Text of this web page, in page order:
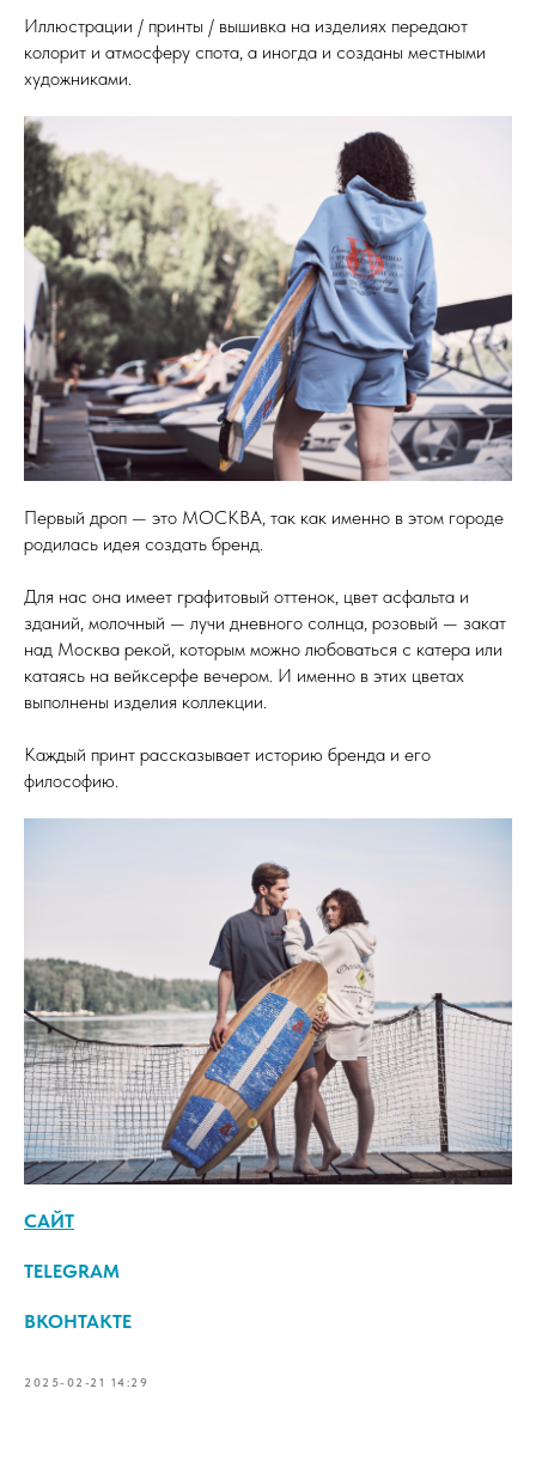
Иллюстрации / принты / вышивка на изделиях передают
колорит и атмосферу спота, а иногда и созданы местными
художниками.
Первый дроп — это МОСКВА, так как именно в этом городе
родилась идея создать бренд.
Для нас она имеет графитовый оттенок, цвет асфальта и
зданий, молочный — лучи дневного солнца, розовый — закат
над Москва рекой, которым можно любоваться с катера или
катаясь на вейксерфе вечером. И именно в этих цветах
выполнены изделия коллекции.
Каждый принт рассказывает историю бренда и его
философию.
САЙТ
TELEGRAM
ВКОНТАКТЕ
2025-02-21 14:29